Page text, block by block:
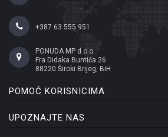
+387 63 555 951
PONUDA MP d.o.o.
Fra Didaka Buntića 26
88220 Široki Brijeg, BiH
POMOĆ KORISNICIMA
UPOZNAJTE NAS